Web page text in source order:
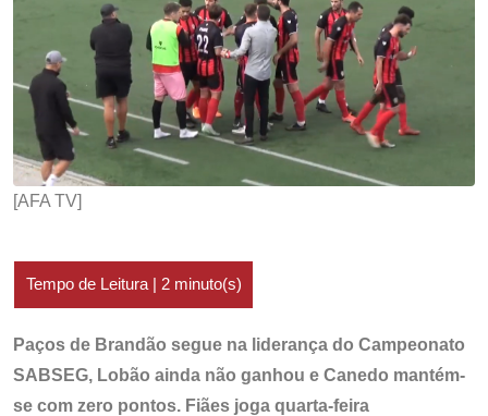
[AFA TV]
Paços de Brandão segue na liderança do Campeonato
SABSEG, Lobão ainda não ganhou e Canedo mantém-
se com zero pontos. Fiães joga quarta-feira